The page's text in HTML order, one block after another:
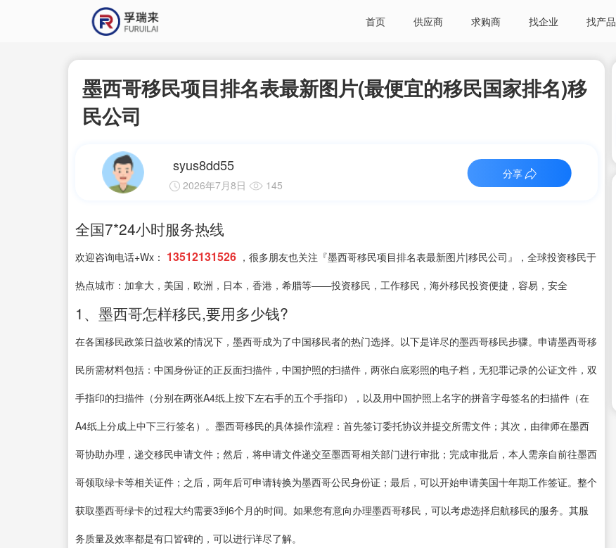
首页 供应商 求购商 找企业 找产品
墨西哥移民项目排名表最新图片(最便宜的移民国家排名)移
民公司
syus8dd55
2026年7月8日 145
分享
全国7*24小时服务热线
欢迎咨询电话+Wx： 13512131526 ，很多朋友也关注『墨西哥移民项目排名表最新图片|移民公司』，全球投资移民于
热点城市：加拿大，美国，欧洲，日本，香港，希腊等——投资移民，工作移民，海外移民投资便捷，容易，安全
1、墨西哥怎样移民,要用多少钱?
在各国移民政策日益收紧的情况下，墨西哥成为了中国移民者的热门选择。以下是详尽的墨西哥移民步骤。申请墨西哥移
民所需材料包括：中国身份证的正反面扫描件，中国护照的扫描件，两张白底彩照的电子档，无犯罪记录的公证文件，双
手指印的扫描件（分别在两张A4纸上按下左右手的五个手指印），以及用中国护照上名字的拼音字母签名的扫描件（在
A4纸上分成上中下三行签名）。墨西哥移民的具体操作流程：首先签订委托协议并提交所需文件；其次，由律师在墨西
哥协助办理，递交移民申请文件；然后，将申请文件递交至墨西哥相关部门进行审批；完成审批后，本人需亲自前往墨西
哥领取绿卡等相关证件；之后，两年后可申请转换为墨西哥公民身份证；最后，可以开始申请美国十年期工作签证。整个
获取墨西哥绿卡的过程大约需要3到6个月的时间。如果您有意向办理墨西哥移民，可以考虑选择启航移民的服务。其服
务质量及效率都是有口皆碑的，可以进行详尽了解。